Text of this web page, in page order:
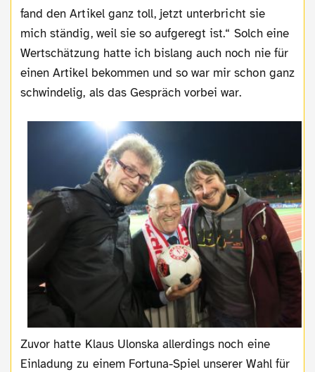
fand den Artikel ganz toll, jetzt unterbricht sie
mich ständig, weil sie so aufgeregt ist.“ Solch eine
Wertschätzung hatte ich bislang auch noch nie für
einen Artikel bekommen und so war mir schon ganz
schwindelig, als das Gespräch vorbei war.
Zuvor hatte Klaus Ulonska allerdings noch eine
Einladung zu einem Fortuna-Spiel unserer Wahl für